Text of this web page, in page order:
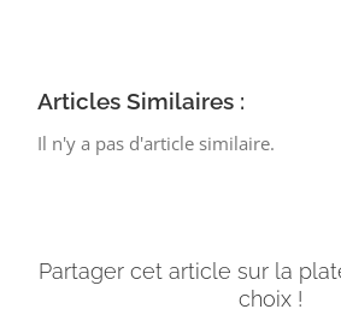
Articles Similaires :
Il n'y a pas d'article similaire.
Partager cet article sur la
choix !